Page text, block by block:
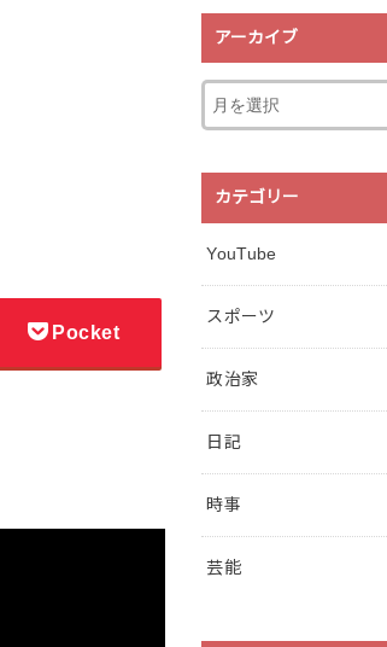
Pocket
アーカイブ
カテゴリー
YouTube
スポーツ
政治家
日記
時事
芸能